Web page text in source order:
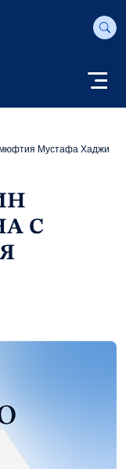
Мустафа Хаджи
С